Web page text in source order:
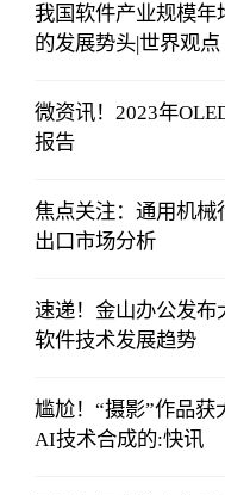
我国软件产业规模年
的发展势头|世界观点
微资讯！2023年
报告
焦点关注：通用机械
出口市场分析
速递！金山办公发布
软件技术发展趋势
尴尬！“摄影”作品获
AI技术合成的:快讯